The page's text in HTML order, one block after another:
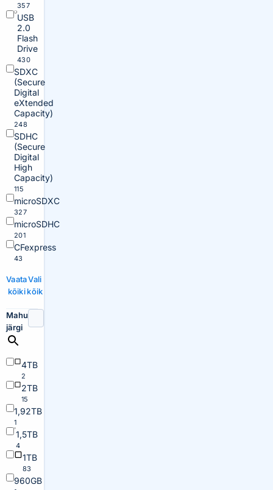
357
USB
2.0
Flash
Drive
430
SDXC
(Secure
Digital
eXtended
Capacity)
248
SDHC
(Secure
Digital
High
Capacity)
115
microSDXC
327
microSDHC
201
CFexpress
43
Vaata
kõiki
Vali
kõik
Mahu
järgi
4TB
2
2TB
15
1,92TB
1
1,5TB
4
1TB
83
960GB